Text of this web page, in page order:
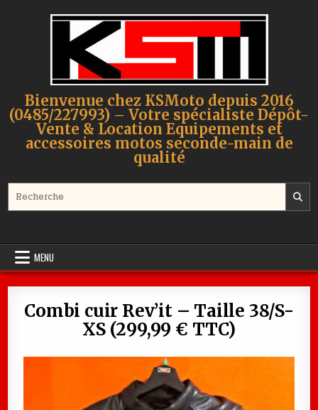
Bienvenue chez KSMoto depuis 2016
(0485/227993) – Votre spécialiste Dépôt-
Vente & Location Equipements et
accessoires motos seconde-main de
qualité
MENU
Combi cuir Rev’it – Taille 38/S-
XS (299,99 € TTC)